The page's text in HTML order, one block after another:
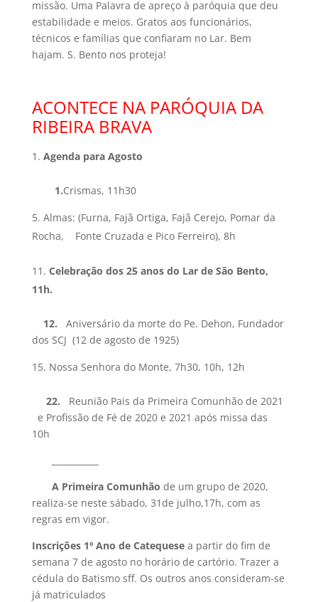
missão. Uma Palavra de apreço à paróquia que deu
estabilidade e meios. Gratos aos funcionários,
técnicos e famílias que confiaram no Lar. Bem
hajam. S. Bento nos proteja!
ACONTECE NA PARÓQUIA DA
RIBEIRA BRAVA
Agenda para Agosto
1.Crismas, 11h30
Almas: (Furna, Fajã Ortiga, Fajã Cerejo, Pomar da
Rocha, Fonte Cruzada e Pico Ferreiro), 8h
Celebração dos 25 anos do Lar de São Bento,
11h.
12. Aniversário da morte do Pe. Dehon, Fundador
dos SCJ (12 de agosto de 1925)
Nossa Senhora do Monte, 7h30, 10h, 12h
22. Reunião Pais da Primeira Comunhão de 2021
e Profissão de Fé de 2020 e 2021 após missa das
10h
A Primeira Comunhão de um grupo de 2020,
realiza-se neste sábado, 31de julho,17h, com as
regras em vigor.
Inscrições 1º Ano de Catequesea partir do fim de
semana 7 de agosto no horário de cartório. Trazer a
cédula do Batismo sff. Os outros anos consideram-se
já matriculados